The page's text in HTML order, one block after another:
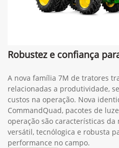
Robustez e confiança
A nova família 7M de tratores
relacionadas a produtividade,
custos na operação. Nova
CommandQuad, pacotes de
operação são características
versátil, tecnólogica e robusta
performance no campo.